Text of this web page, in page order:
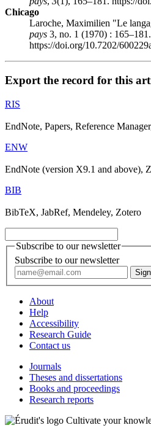
Chicago
Laroche, Maximilien "Le
pays 3, no. 1 (1970) : 165–181.
https://doi.org/10.7202/
Export the record for this
RIS
EndNote, Papers, Reference
ENW
EndNote (version X9.1 and above),
BIB
BibTeX, JabRef, Mendeley, Zotero
Subscribe to our newsletter
Subscribe to our newsletter
About
Help
Accessibility
Research Guide
Contact us
Journals
Theses and dissertations
Books and proceedings
Research reports
Cultivate your